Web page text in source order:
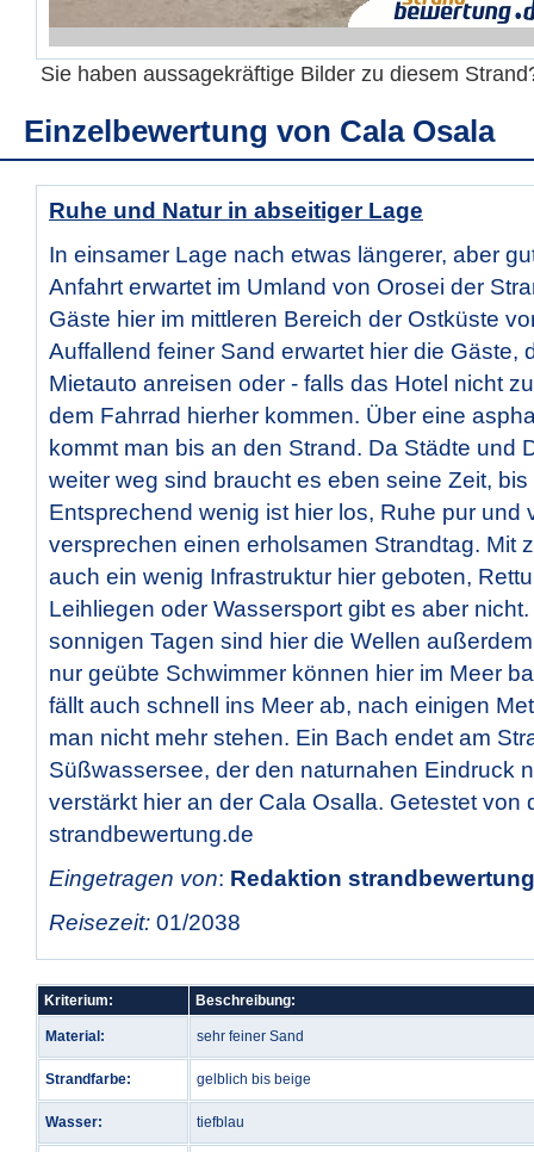
Sie haben aussagekräftige Bilder zu diesem
Einzelbewertung von Cala Osala
Ruhe und Natur in abseitiger Lage
In einsamer Lage nach etwas längerer, aber
Anfahrt erwartet im Umland von Orosei der
Gäste hier im mittleren Bereich der Ostküste
Auffallend feiner Sand erwartet hier die Gäste,
Mietauto anreisen oder - falls das Hotel nicht
dem Fahrrad hierher kommen. Über eine
kommt man bis an den Strand. Da Städte und
weiter weg sind braucht es eben seine Zeit, bis
Entsprechend wenig ist hier los, Ruhe pur und
versprechen einen erholsamen Strandtag. Mit
auch ein wenig Infrastruktur hier geboten,
Leihliegen oder Wassersport gibt es aber
sonnigen Tagen sind hier die Wellen
nur geübte Schwimmer können hier im Meer
fällt auch schnell ins Meer ab, nach einigen
man nicht mehr stehen. Ein Bach endet am
Süßwassersee, der den naturnahen Eindruck
verstärkt hier an der Cala Osalla. Getestet von
strandbewertung.de
Eingetragen von: Redaktion
Reisezeit: 01/2038
Kriterium: Beschreibung:
Material: sehr feiner Sand
Strandfarbe: gelblich bis beige
Wasser: tiefblau